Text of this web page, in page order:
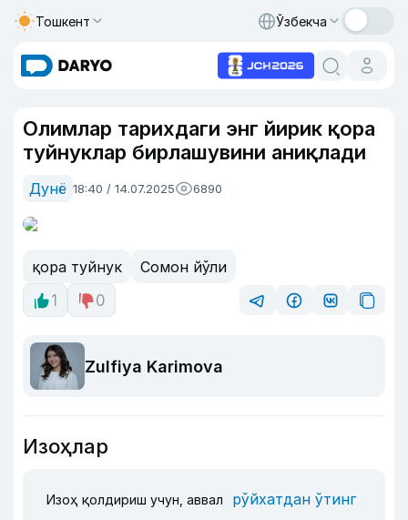
Тошкент Ўзбекча
Олимлар тарихдаги энг йирик қора
туйнуклар бирлашувини аниқлади
Дунё 18:40 / 14.07.2025 6890
қора туйнук
Сомон йўли
1
0
Zulfiya Karimova
Изоҳлар
Изоҳ қолдириш учун, аввал рўйхатдан ўтинг